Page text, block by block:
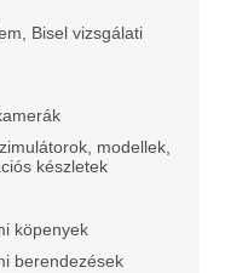
Bisel vizsgálati
modellek,
készletek
köpenyek
berendezések